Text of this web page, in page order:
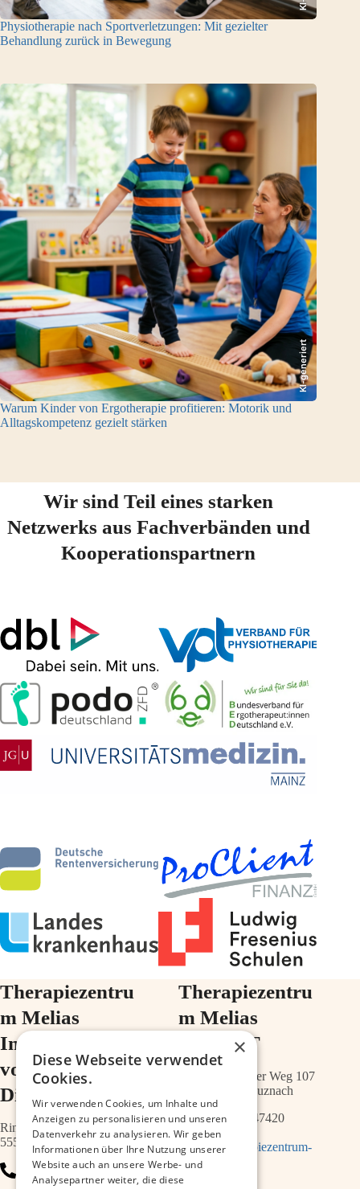
Physiotherapie nach Sportverletzungen: Mit gezielter
Behandlung zurück in Bewegung
KI-generiert
Warum Kinder von Ergotherapie profitieren: Motorik und
Alltagskompetenz gezielt stärken
Wir sind Teil eines starken
Netzwerks aus Fachverbänden und
Kooperationspartnern
Therapiezentru
m Melias
Im Ärztehaus
vor der
Diakonie
Ringstr.64a
55543 Bad Kreuznach
0671 – 79467700
Therapiezentru
m Melias
im ZIMT
Schwabenheimer Weg 107
55543 Bad Kreuznach
0671 – 21547420
info@therapiezentrum-
melias.de
×
Diese Webseite verwendet
Cookies.
Wir verwenden Cookies, um Inhalte und
Anzeigen zu personalisieren und unseren
Datenverkehr zu analysieren. Wir geben
Informationen über Ihre Nutzung unserer
Website auch an unsere Werbe- und
Analysepartner weiter, die diese